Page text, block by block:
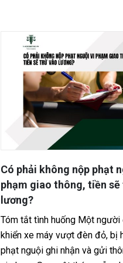
Thủ tục đăng ký dự án
Việt Nam – Doanh
và ngoài nước cần lưu ý
Việt Nam hiện là điểm đến hấp
với cả nhà đầu tư trong và
Tuy nhiên, để thực hiện hoạt